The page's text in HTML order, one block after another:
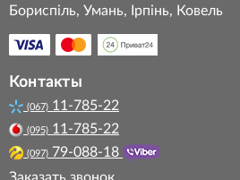
Бориспіль, Умань, Ірпінь, Ковель
Контакты
(067) 11-785-22
(095) 11-785-22
(097) 79-088-18